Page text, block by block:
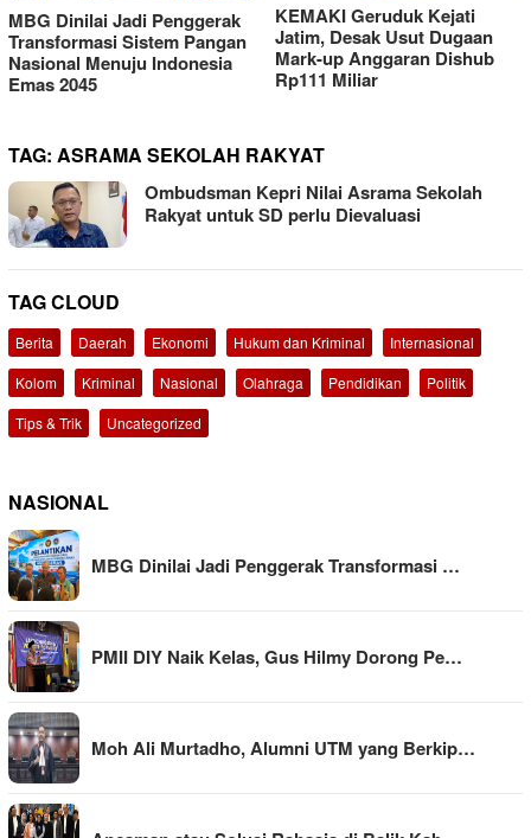
MBG Dinilai Jadi Penggerak
Transformasi Sistem Pangan
Nasional Menuju Indonesia
Emas 2045
KEMAKI Geruduk Kejati
Jatim, Desak Usut Dugaan
Mark-up Anggaran Dishub
Rp111 Miliar
TAG: ASRAMA SEKOLAH RAKYAT
Ombudsman Kepri Nilai Asrama Sekolah
Rakyat untuk SD perlu Dievaluasi
TAG CLOUD
Berita Daerah Ekonomi Hukum dan Kriminal
Internasional
Kolom
Kriminal Nasional Olahraga Pendidikan
Politik
Tips & Trik
Uncategorized
NASIONAL
MBG Dinilai Jadi Penggerak Transformasi …
PMII DIY Naik Kelas, Gus Hilmy Dorong Pe…
Moh Ali Murtadho, Alumni UTM yang Berkip…